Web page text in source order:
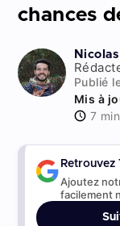
chances
Publié
Mis à
7
Retrouvez
Ajoutez
facilement